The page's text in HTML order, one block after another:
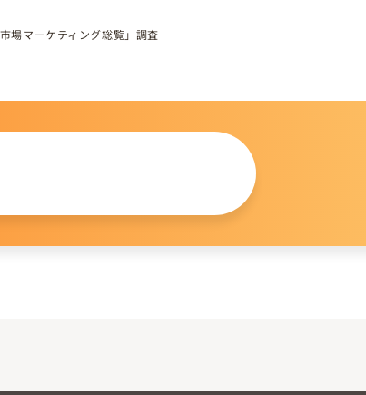
場マーケティング総覧」調査